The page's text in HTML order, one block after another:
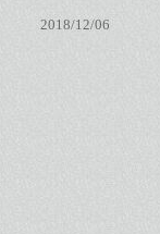
2018/12/06